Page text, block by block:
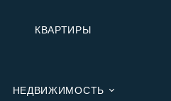
КВАРТИРЫ
НЕДВИЖИМОСТЬ